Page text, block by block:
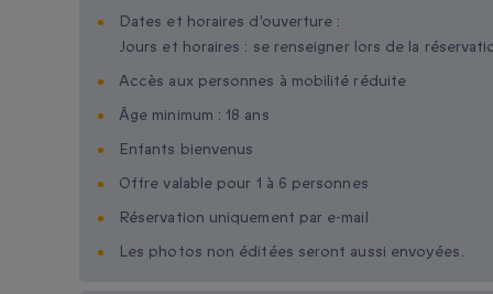
Dates et horaires d'ouverture :
Jours et horaires : se renseigner lors de la
Accès aux personnes à mobilité réduite
Âge minimum : 18 ans
Enfants bienvenus
Offre valable pour 1 à 6 personnes
Réservation uniquement par e-mail
Les photos non éditées seront aussi envoyées.